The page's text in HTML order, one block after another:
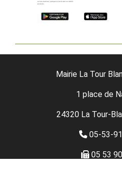
Mairie La Tour
1 place de
24320 La Tour-
05-53-
05 53